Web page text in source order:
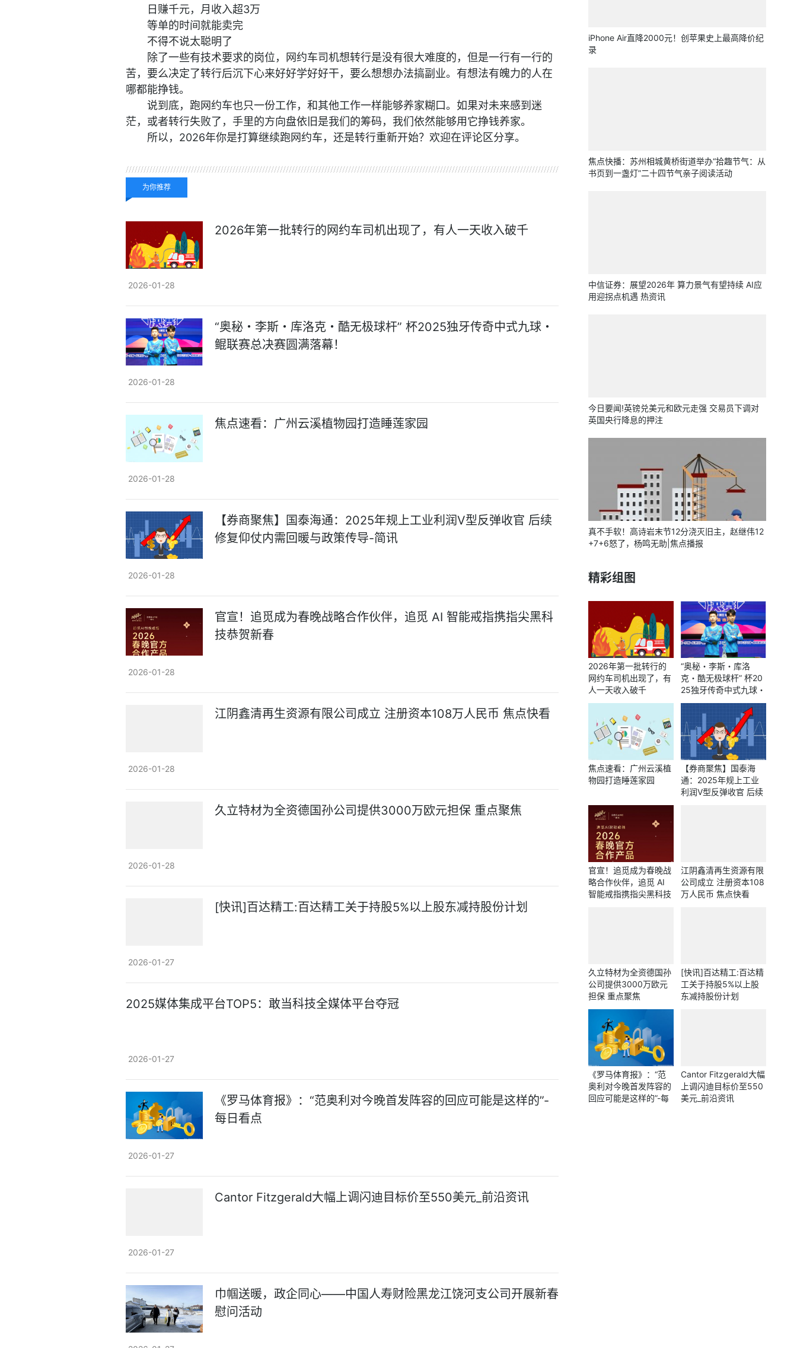
日赚千元，月收入超3万
等单的时间就能卖完
不得不说太聪明了
除了一些有技术要求的岗位，网约车司机想转行是没有很大难度的，但是一行有一行的
苦，要么决定了转行后沉下心来好好学好好干，要么想想办法搞副业。有想法有魄力的人在
哪都能挣钱。
说到底，跑网约车也只一份工作，和其他工作一样能够养家糊口。如果对未来感到迷
茫，或者转行失败了，手里的方向盘依旧是我们的筹码，我们依然能够用它挣钱养家。
所以，2026年你是打算继续跑网约车，还是转行重新开始？欢迎在评论区分享。
为你推荐
2026年第一批转行的网约车司机出现了，有人一天收入破千
2026-01-28
“奥秘・李斯・库洛克・酷无极球杆” 杯2025独牙传奇中式九球・
鲲联赛总决赛圆满落幕！
2026-01-28
焦点速看：广州云溪植物园打造睡莲家园
2026-01-28
【券商聚焦】国泰海通：2025年规上工业利润V型反弹收官 后续
修复仰仗内需回暖与政策传导-简讯
2026-01-28
官宣！追觅成为春晚战略合作伙伴，追觅 AI 智能戒指携指尖黑科
技恭贺新春
2026-01-28
江阴鑫清再生资源有限公司成立 注册资本108万人民币 焦点快看
2026-01-28
久立特材为全资德国孙公司提供3000万欧元担保 重点聚焦
2026-01-28
[快讯]百达精工:百达精工关于持股5%以上股东减持股份计划
2026-01-27
2025媒体集成平台TOP5：敢当科技全媒体平台夺冠
2026-01-27
《罗马体育报》：“范奥利对今晚首发阵容的回应可能是这样的”-
每日看点
2026-01-27
Cantor Fitzgerald大幅上调闪迪目标价至550美元_前沿资讯
2026-01-27
巾帼送暖，政企同心——中国人寿财险黑龙江饶河支公司开展新春
慰问活动
iPhone Air直降2000元！创苹果史上最高降价纪
录
焦点快播：苏州相城黄桥街道举办“拾趣节气：从
书页到一盏灯”二十四节气亲子阅读活动
中信证券：展望2026年 算力景气有望持续 AI应
用迎拐点机遇 热资讯
今日要闻!英镑兑美元和欧元走强 交易员下调对
英国央行降息的押注
真不手软！高诗岩末节12分浇灭旧主，赵继伟12
+7+6怒了，杨鸣无助|焦点播报
精彩组图
2026年第一批转行的
网约车司机出现了，有
人一天收入破千
“奥秘・李斯・库洛
克・酷无极球杆” 杯20
25独牙传奇中式九球・
鲲联赛总决赛圆满落
焦点速看：广州云溪植
物园打造睡莲家园
【券商聚焦】国泰海
通：2025年规上工业
利润V型反弹收官 后续
官宣！追觅成为春晚战
略合作伙伴，追觅 AI
智能戒指携指尖黑科技
江阴鑫清再生资源有限
公司成立 注册资本108
万人民币 焦点快看
久立特材为全资德国孙
公司提供3000万欧元
担保 重点聚焦
[快讯]百达精工:百达精
工关于持股5%以上股
东减持股份计划
《罗马体育报》：“范
奥利对今晚首发阵容的
回应可能是这样的”-每
Cantor Fitzgerald大幅
上调闪迪目标价至550
美元_前沿资讯